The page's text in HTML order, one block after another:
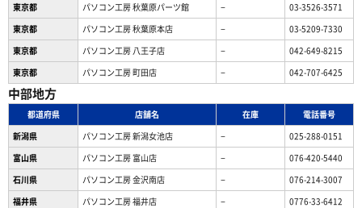
東京都
パソコン工房 秋葉原パーツ館 −
03-3526-3571
東京都
パソコン工房 秋葉原本店 −
03-5209-7330
東京都
パソコン工房 八王子店 −
042-649-8215
東京都
パソコン工房 町田店 − 042-707-6425
中部地方
都道府県 店舗名 在庫
電話番号
新潟県
パソコン工房 新潟女池店 −
025-288-0151
富山県
パソコン工房 富山店 −
076-420-5440
石川県
パソコン工房 金沢南店 −
076-214-3007
福井県
パソコン工房 福井店 − 0776-33-6412